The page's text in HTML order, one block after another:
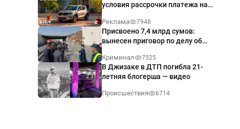
условия рассрочки платежа на
годовых
Реклама 7948
Присвоено 7,4 млрд сумов:
вынесен приговор по делу об
Ташкенте
Криминал 7525
В Джизаке в ДТП погибла 21-
летняя блогерша — видео
Происшествия 6714